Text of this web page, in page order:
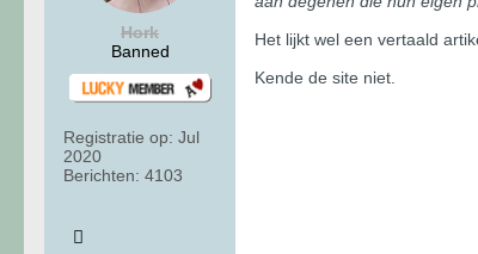
Hork
Banned
Registratie op: Jul
2020
Berichten: 4103
Het lijkt wel een vertaald
Kende de site niet.